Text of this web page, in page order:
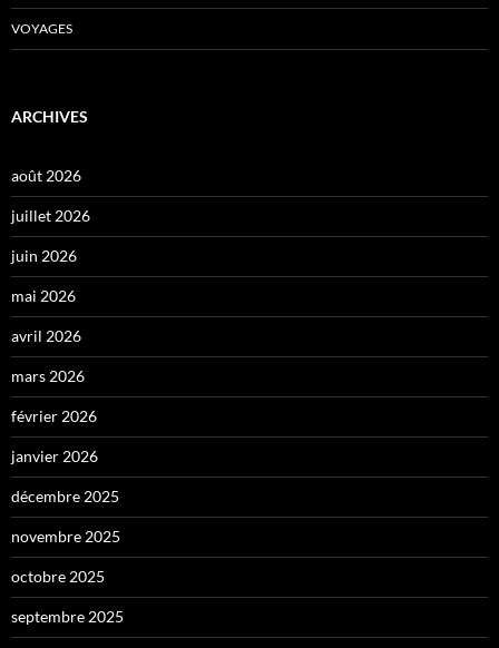
VOYAGES
ARCHIVES
août 2026
juillet 2026
juin 2026
mai 2026
avril 2026
mars 2026
février 2026
janvier 2026
décembre 2025
novembre 2025
octobre 2025
septembre 2025